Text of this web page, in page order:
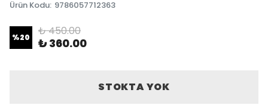
Ürün Kodu: 9786057712363
%20 ₺ 450.00
₺ 360.00
STOKTA YOK